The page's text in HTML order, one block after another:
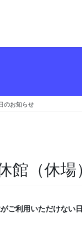
のお知らせ
館（休
ご利用いただけない日